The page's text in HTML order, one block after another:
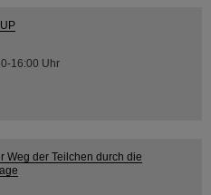
16:00 Uhr
Weg der Teilchen durch die